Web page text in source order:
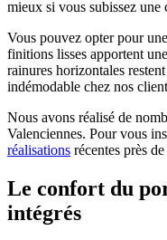
mieux si vous subissez
Vous pouvez opter pour une
finitions lisses apportent
rainures horizontales
indémodable chez nos
Nous avons réalisé de
Valenciennes. Pour vous
réalisations récentes près
Le confort du
intégrés